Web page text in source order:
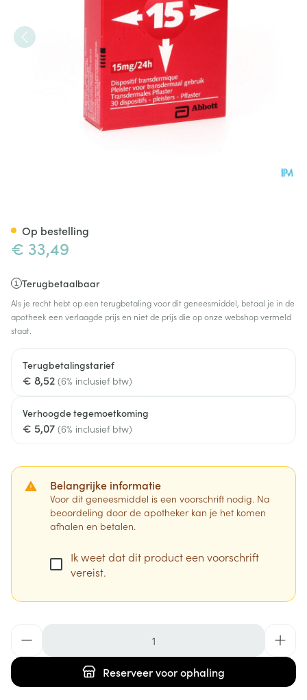
€ 33,49
Terugbetaalbaar
Als je recht hebt op een terugbetaling voor dit geneesmiddel, betaal je in de
apotheek een verlaagde prijs en niet de prijs die op onze webshop vermeld
staat.
Terugbetalingstarief
€ 8,52 (6% inclusief btw)
Verhoogde tegemoetkoming
€ 5,07 (6% inclusief btw)
Belangrijke informatie
Voor dit geneesmiddel is een voorschrift nodig. Na
beoordeling door de apotheker kan je het komen
afhalen en betalen.
Ik weet dat dit product een voorschrift
vereist.
Reserveervoor ophaling
Op bestelling